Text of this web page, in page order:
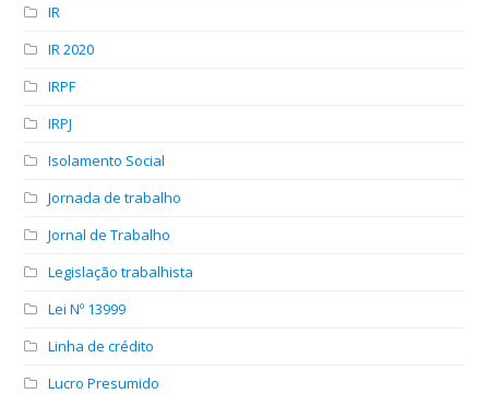
IR
IR 2020
IRPF
IRPJ
Isolamento Social
Jornada de trabalho
Jornal de Trabalho
Legislação trabalhista
Lei Nº 13999
Linha de crédito
Lucro Presumido